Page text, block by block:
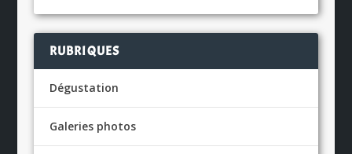
RUBRIQUES
Dégustation
Galeries photos